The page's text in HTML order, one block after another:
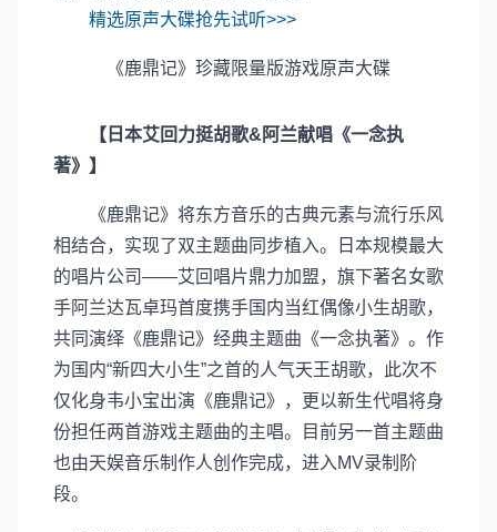
精选原声大碟抢先试听>>>
《鹿鼎记》珍藏限量版游戏原声大碟
【日本艾回力挺胡歌&阿兰献唱《一念执
著》】
《鹿鼎记》将东方音乐的古典元素与流行乐风
相结合，实现了双主题曲同步植入。日本规模最大
的唱片公司——艾回唱片鼎力加盟，旗下著名女歌
手阿兰达瓦卓玛首度携手国内当红偶像小生胡歌，
共同演绎《鹿鼎记》经典主题曲《一念执著》。作
为国内“新四大小生”之首的人气天王胡歌，此次不
仅化身韦小宝出演《鹿鼎记》，更以新生代唱将身
份担任两首游戏主题曲的主唱。目前另一首主题曲
也由天娱音乐制作人创作完成，进入MV录制阶
段。